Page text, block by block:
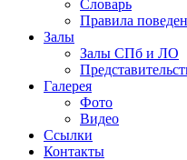
Словарь
Правила
Залы
Залы СПб и ЛО
Галерея
Фото
Видео
Ссылки
Контакты